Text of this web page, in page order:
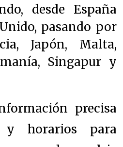
desde España
pasando por
Japón, Malta,
Singapur y
precisa
y horarios para